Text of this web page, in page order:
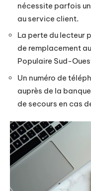
nécessite parfois
au service client.
La perte du lecteur
de remplacement
Populaire Sud-
Un numéro de
auprès de la
de secours en cas